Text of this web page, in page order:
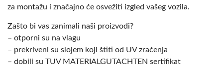
za montažu i značajno će osvežiti izgled vašeg vozila.
Zašto bi vas zanimali naši proizvodi?
– otporni su na vlagu
– prekriveni su slojem koji štiti od UV zračenja
– dobili su TUV MATERIALGUTACHTEN sertifikat